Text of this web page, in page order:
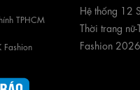
TPHCM
Fashion
Hệ thống 12
Thời trang nữ-
Fashion 2026